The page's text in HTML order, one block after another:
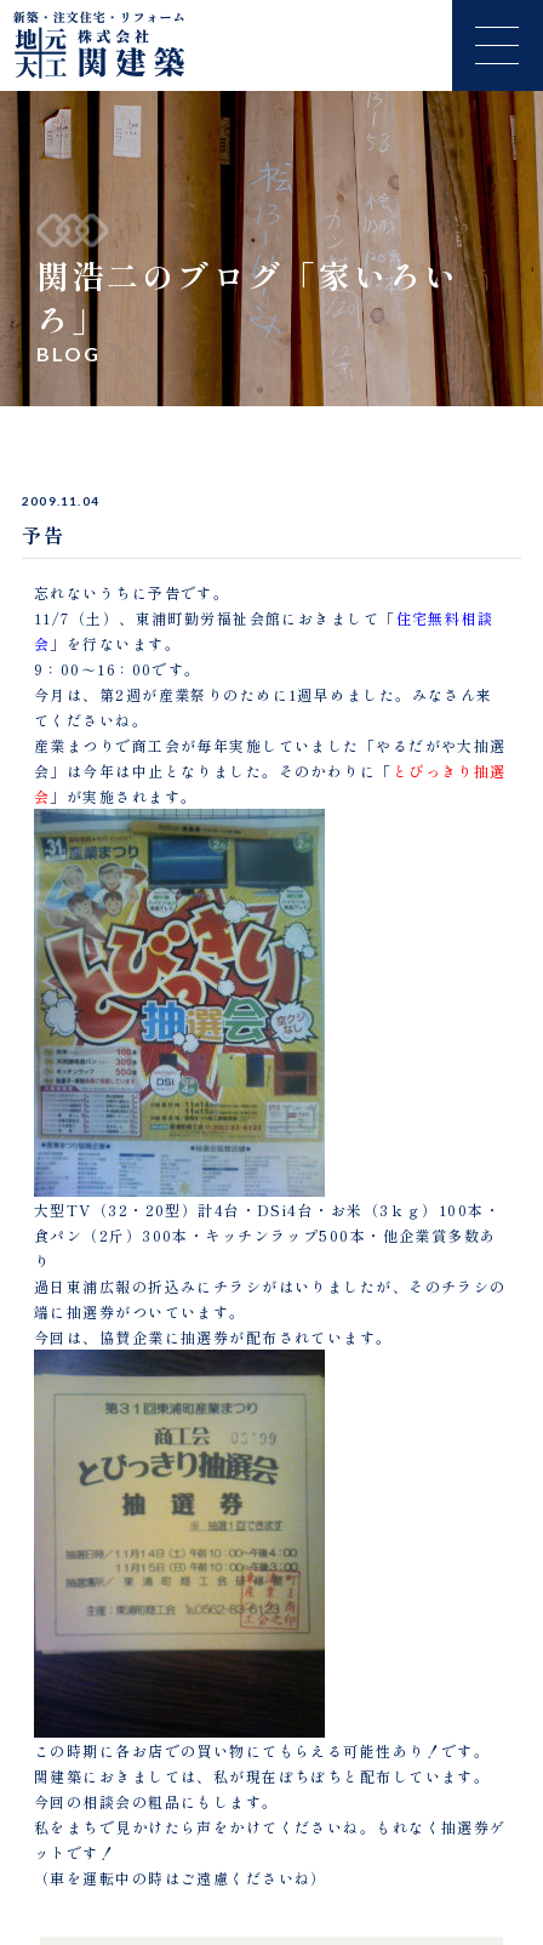
関浩二のブログ「家いろい
ろ」
BLOG
2009.11.04
予告
忘れないうちに予告です。
11/7（土）、東浦町勤労福祉会館におきまして「住宅無料相談
会 」を行ないます。
9：00～16：00です。
今月は、第2週が産業祭りのために1週早めました。みなさん来
てくださいね。
産業まつりで商工会が毎年実施していました「やるだがや大抽選
会」は今年は中止となりました。そのかわりに「 とびっきり抽選
会 」が実施されます。
大型TV（32・20型）計4台・DSi4台・お米（3ｋｇ）100本・
食パン（2斤）300本・キッチンラップ500本・他企業賞多数あ
り
過日東浦広報の折込みにチラシがはいりましたが、そのチラシの
端に抽選券がついています。
今回は、協賛企業に抽選券が配布されています。
この時期に各お店での買い物にてもらえる可能性あり！です。
関建築におきましては、私が現在ぼちぼちと配布しています。
今回の相談会の粗品にもします。
私をまちで見かけたら声をかけてくださいね。もれなく抽選券ゲ
ットです！
（車を運転中の時はご遠慮くださいね）